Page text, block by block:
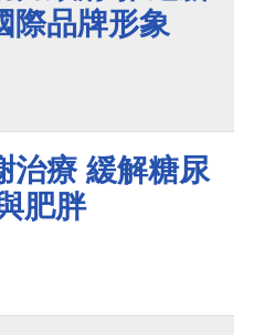
際品牌形象
治療 緩解糖尿
肥胖